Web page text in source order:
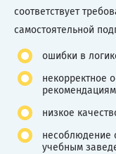
соответствует
самостоятельной
ошибки в
некорректное
низкое
несоблюдение
учебным